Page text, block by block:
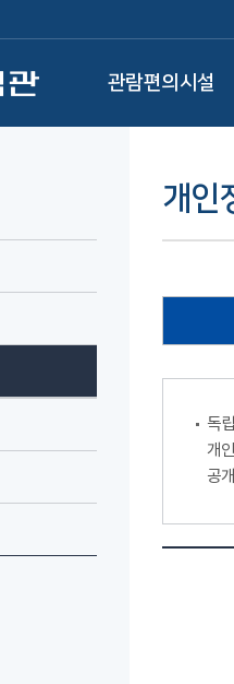
관람편의시설
개인
독
개
공